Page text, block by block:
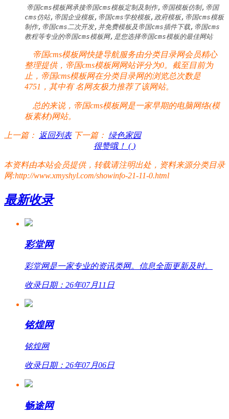
帝国cms模板网承接帝国cms模板定制及制作,帝国模板仿制,帝国
cms仿站,帝国企业模板,帝国cms学校模板,政府模板,帝国cms模板
制作,帝国cms二次开发,并免费模板及帝国cms插件下载,帝国cms
教程等专业的帝国cms模板网,是您选择帝国cms模板的最佳网站
帝国cms模板网快捷导航服务由分类目录网会员精心
整理提供，帝国cms模板网网站评分为0。截至目前为
止，帝国cms模板网在分类目录网的浏览总次数是
4751，其中有名网友极力推荐了该网站。
总的来说，帝国cms模板网是一家早期的电脑网络(模
板素材)网站。
上一篇： 返回列表 下一篇： 绿色家园
很赞哦！ ( )
本资料由本站会员提供，转载请注明出处，资料来源分类目录
网:http://www.xmyshyl.com/showinfo-21-11-0.html
最新收录
彩堂网
彩堂网是一家专业的资讯类网。信息全面更新及时。
收录日期：26年07月11日
铭煌网
铭煌网
收录日期：26年07月06日
畅途网